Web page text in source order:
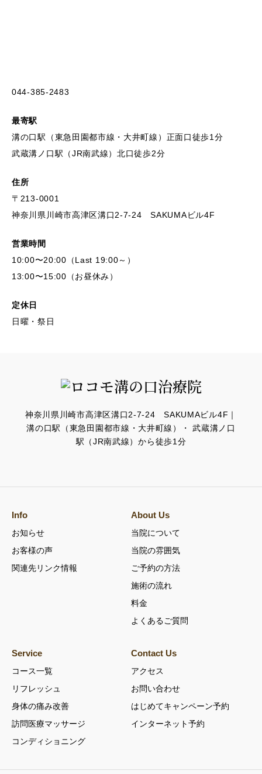
044-385-2483
最寄駅
溝の口駅（東急田園都市線・大井町線）正面口徒歩1分
武蔵溝ノ口駅（JR南武線）北口徒歩2分
住所
〒213-0001
神奈川県川崎市高津区溝口2-7-24 SAKUMAビル4F
営業時間
10:00〜20:00（Last 19:00～）
13:00〜15:00（お昼休み）
定休日
日曜・祭日
神奈川県川崎市高津区溝口2-7-24 SAKUMAビル4F｜
溝の口駅（東急田園都市線・大井町線）・ 武蔵溝ノ口
駅（JR南武線）から徒歩1分
Info
お知らせ
お客様の声
関連先リンク情報
About Us
当院について
当院の雰囲気
ご予約の方法
施術の流れ
料金
よくあるご質問
Service
コース一覧
リフレッシュ
身体の痛み改善
訪問医療マッサージ
コンディショニング
Contact Us
アクセス
お問い合わせ
はじめてキャンペーン予約
インターネット予約